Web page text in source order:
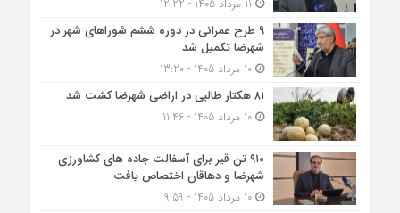
۹ طرح عمرانی در دوره ششم شوراهای شهر در
شهرضا تکمیل شد
10 مرداد 1405 - 13:20
۸۱ هکتار طالبی در اراضی شهرضا کشت شد
10 مرداد 1405 - 11:46
۹۱۰ تن قیر برای آسفالت جاده های کشاورزی
شهرضا و دهاقان اختصاص یافت
10 مرداد 1405 - 9:59